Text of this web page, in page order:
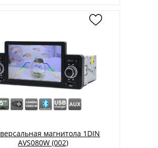
магнитола 1DIN
AVS080W (002)